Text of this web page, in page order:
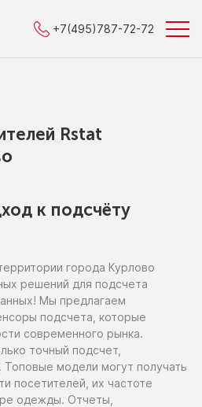
+7(495)787-72-72
Rstat
к подсчёту
города Курлово
решений для подсчета
Мы предлагаем
подсчета, которые
современного рынка.
точный подсчет,
Топовые модели могут получать
посетителей, их частоте
одежды. Отчеты,